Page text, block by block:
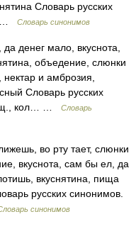
Словарь русских
…
Словарь синонимов
денег мало, вкуснота,
объедение, слюнки
и амброзия,
Словарь русских
кол… …
Словарь
во рту тает, слюнки
вкуснота, сам бы ел, да
вкуснятина, пища
русских синонимов.
синонимов